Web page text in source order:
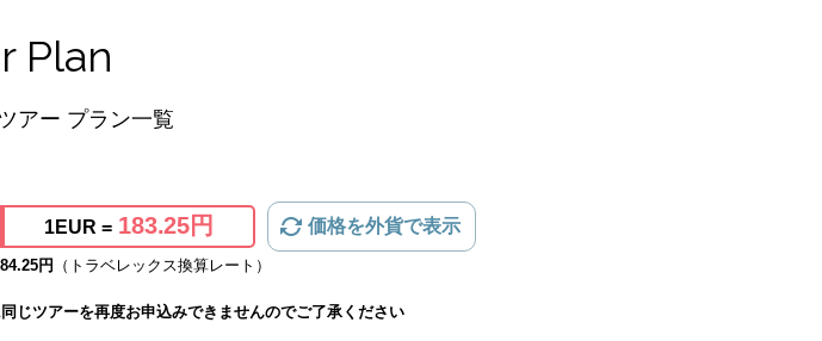
Plan
アー プラン一覧
1EUR = 183.25円 価格を外貨で表示
円 （トラベレックス換算レート）
じツアーを再度お申込みできませんのでご了承ください